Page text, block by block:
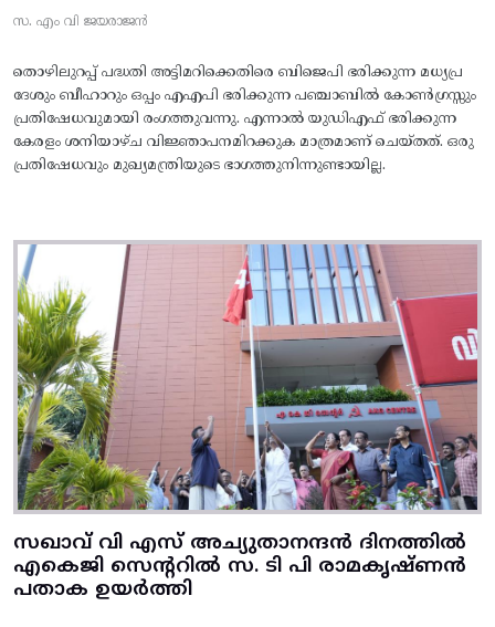
സ. എം വി ജയരാജൻ
തൊഴിലുറപ്പ് പദ്ധതി അട്ടിമറിക്കെതിരെ ബിജെപി ഭരിക്കുന്ന മധ്യപ്ര
ദേശും ബീഹാറും ഒപ്പം എഎപി ഭരിക്കുന്ന പഞ്ചാബിൽ കോൺഗ്രസ്സും
പ്രതിഷേധവുമായി രംഗത്തുവന്നു. എന്നാൽ യുഡിഎഫ് ഭരിക്കുന്ന
കേരളം ശനിയാഴ്ച വിജ്ഞാപനമിറക്കുക മാത്രമാണ് ചെയ്തത്. ഒരു
പ്രതിഷേധവും മുഖ്യമന്ത്രിയുടെ ഭാഗത്തുനിന്നുണ്ടായില്ല.
സഖാവ് വി എസ് അച്യുതാനന്ദൻ ദിനത്തിൽ
എകെജി സെന്ററിൽ സ. ടി പി രാമകൃഷ്‌ണൻ
പതാക ഉയർത്തി